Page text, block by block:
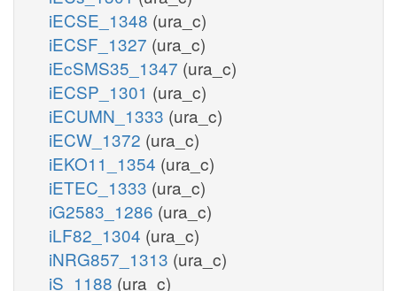
iECSE_1348 (ura_c)
iECSF_1327 (ura_c)
iEcSMS35_1347 (ura_c)
iECSP_1301 (ura_c)
iECUMN_1333 (ura_c)
iECW_1372 (ura_c)
iEKO11_1354 (ura_c)
iETEC_1333 (ura_c)
iG2583_1286 (ura_c)
iLF82_1304 (ura_c)
iNRG857_1313 (ura_c)
iS_1188 (ura_c)